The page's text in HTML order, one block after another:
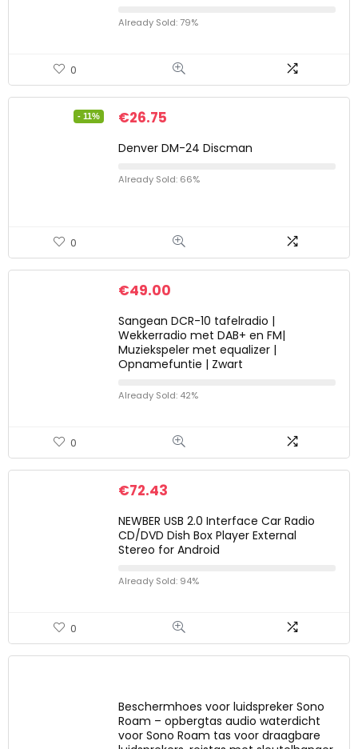
Already Sold: 79%
0
- 11% €26.75
Denver DM-24 Discman
Already Sold: 66%
0
€49.00
Sangean DCR-10 tafelradio |
Wekkerradio met DAB+ en FM|
Muziekspeler met equalizer |
Opnamefuntie | Zwart
Already Sold: 42%
0
€72.43
NEWBER USB 2.0 Interface Car Radio
CD/DVD Dish Box Player External
Stereo for Android
Already Sold: 94%
0
Beschermhoes voor luidspreker Sono
Roam – opbergtas audio waterdicht
voor Sono Roam tas voor draagbare